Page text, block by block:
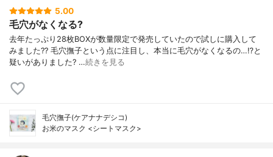
5.00
毛穴がなくなる?
去年たっぷり28枚BOXが数量限定で発売していたので試しに購入して
みました?? 毛穴撫子という点に注目し、本当に毛穴がなくなるの…⁉︎と
疑いがありました? …続きを見る
毛穴撫子(ケアナナデシコ)
お米のマスク <シートマスク>